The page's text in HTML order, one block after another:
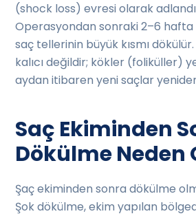
(shock loss) evresi olarak
Operasyondan sonraki 2–6 hafta
saç tellerinin büyük kısmı
kalıcı değildir; kökler (foliküller)
aydan itibaren yeni saçlar
Saç Ekiminden
Dökülme Neden
Şaç ekiminden sonra dökülme
Şok dökülme, ekim yapılan